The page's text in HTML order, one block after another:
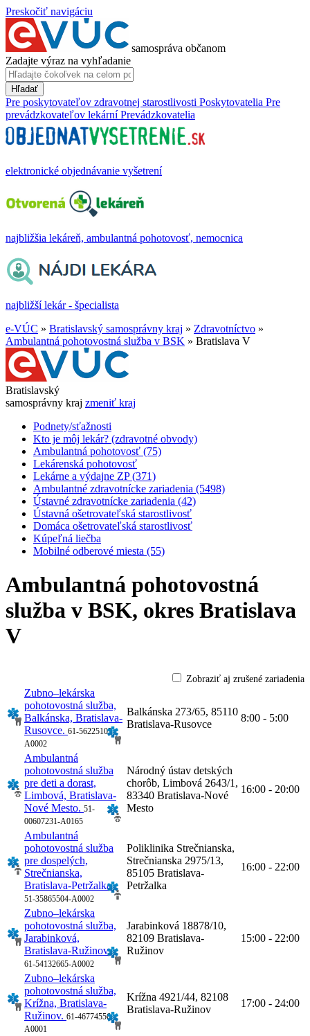
Preskočiť navigáciu
samospráva občanom
Zadajte výraz na vyhľadanie
Hľadať
Pre poskytovateľov zdravotnej starostlivosti Poskytovatelia Pre
prevádzkovateľov lekární Prevádzkovatelia
elektronické objednávanie vyšetrení
najbližšia lekáreň, ambulantná pohotovosť, nemocnica
najbližší lekár - špecialista
e-VÚC » Bratislavský samosprávny kraj » Zdravotníctvo »
Ambulantná pohotovostná služba v BSK » Bratislava V
Bratislavský
samosprávny kraj zmeniť kraj
Podnety/sťažnosti
Kto je môj lekár? (zdravotné obvody)
Ambulantná pohotovosť (75)
Lekárenská pohotovosť
Lekárne a výdajne ZP (371)
Ambulantné zdravotnícke zariadenia (5498)
Ústavné zdravotnícke zariadenia (42)
Ústavná ošetrovateľská starostlivosť
Domáca ošetrovateľská starostlivosť
Kúpeľná liečba
Mobilné odberové miesta (55)
Ambulantná pohotovostná
služba v BSK, okres Bratislava
V
Zobraziť aj zrušené zariadenia
Zubno–lekárska
pohotovostná služba,
Balkánska, Bratislava-
Rusovce. 61-56225105-
A0002
Balkánska 273/65, 85110
Bratislava-Rusovce
8:00 - 5:00
Ambulantná
pohotovostná služba
pre deti a dorast,
Limbová, Bratislava-
Nové Mesto. 51-
00607231-A0165
Národný ústav detských
chorôb, Limbová 2643/1,
83340 Bratislava-Nové
Mesto
16:00 - 20:00
Ambulantná
pohotovostná služba
pre dospelých,
Strečnianska,
Bratislava-Petržalka.
51-35865504-A0002
Poliklinika Strečnianska,
Strečnianska 2975/13,
85105 Bratislava-
Petržalka
16:00 - 22:00
Zubno–lekárska
pohotovostná služba,
Jarabinková,
Bratislava-Ružinov.
61-54132665-A0002
Jarabinková 18878/10,
82109 Bratislava-
Ružinov
15:00 - 22:00
Zubno–lekárska
pohotovostná služba,
Krížna, Bratislava-
Ružinov. 61-46774556-
A0001
Krížna 4921/44, 82108
Bratislava-Ružinov
17:00 - 24:00